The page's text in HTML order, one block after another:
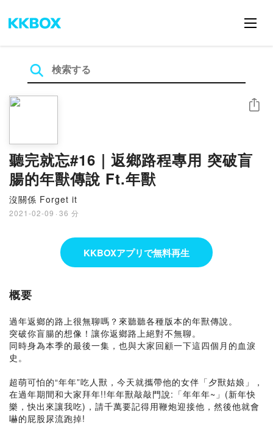
聽完就忘#16｜返鄉路程專用 突破盲
腸的年獸傳說 Ft.年獸
沒關係 Forget it
2021-02-09 · 36 分
シェア
KKBOXアプリで無料再生
概要
過年返鄉的路上很無聊嗎？來聽聽各種版本的年獸傳說。
突破你盲腸的想像！讓你返鄉路上絕對不無聊。
同時身為本季的最後一集，也與大家回顧一下這四個月的血淚
史。
超萌可怕的“年年”吃人獸，今天就攜帶他的女伴「夕獸姑娘」，
在過年期間和大家拜年!!年年獸敲敲門說:「年年年~」(新年快
樂，快出來讓我吃)，請千萬要記得用鞭炮迎接他，然後他就會
嚇的屁股尿流跑掉!